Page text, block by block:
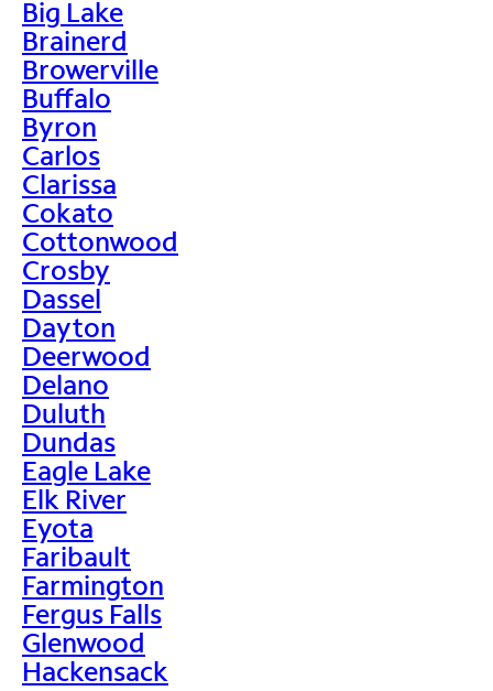
Big Lake
Brainerd
Browerville
Buffalo
Byron
Carlos
Clarissa
Cokato
Cottonwood
Crosby
Dassel
Dayton
Deerwood
Delano
Duluth
Dundas
Eagle Lake
Elk River
Eyota
Faribault
Farmington
Fergus Falls
Glenwood
Hackensack